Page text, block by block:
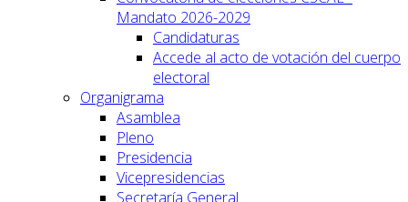
Mandato 2026-2029
Candidaturas
Accede al acto de votación del cuerpo
electoral
Organigrama
Asamblea
Pleno
Presidencia
Vicepresidencias
Secretaría General